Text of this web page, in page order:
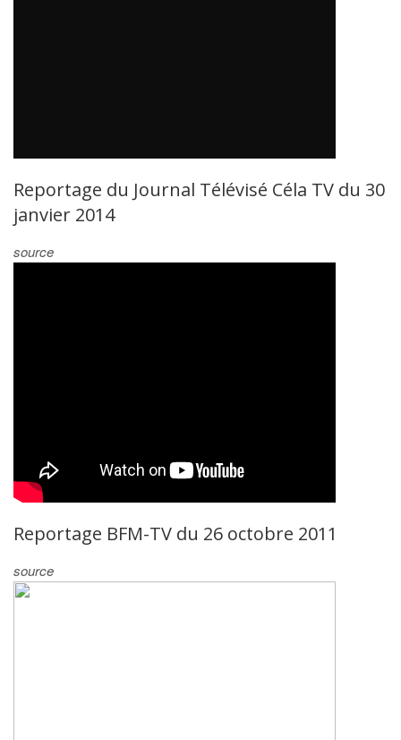
Reportage du Journal Télévisé Céla TV du 30
janvier 2014
source
Reportage BFM-TV du 26 octobre 2011
source